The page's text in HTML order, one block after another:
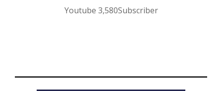
Youtube 3,580Subscriber